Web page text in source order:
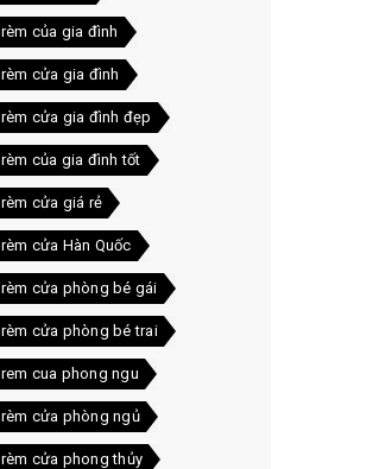
rèm của gia đình
rèm cửa gia đình
rèm cửa gia đình đẹp
rèm của gia đình tốt
rèm cửa giá rẻ
rèm cửa Hàn Quốc
rèm cửa phòng bé gái
rèm cửa phòng bé trai
rem cua phong ngu
rèm cửa phòng ngủ
rèm cửa phong thủy